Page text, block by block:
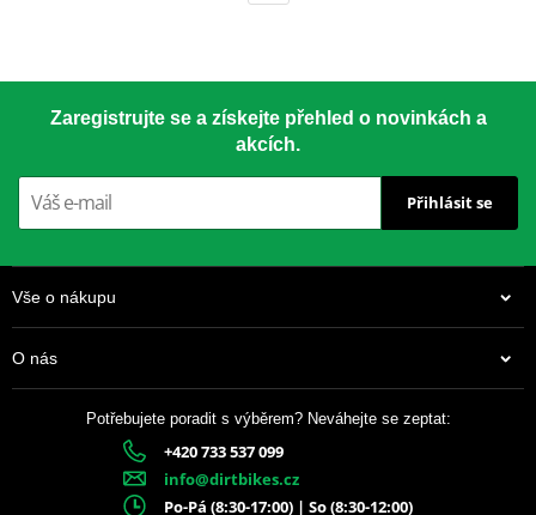
Zaregistrujte se a získejte přehled o novinkách a
akcích.
Přihlásit se
Vše o nákupu
O nás
Potřebujete poradit s výběrem? Neváhejte se zeptat:
+420 733 537 099
info@dirtbikes.cz
Po-Pá (8:30-17:00) | So (8:30-12:00)